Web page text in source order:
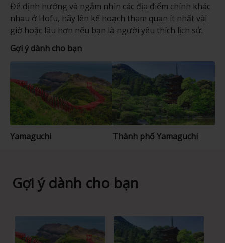
Để định hướng và ngắm nhìn các địa điểm chính khác
nhau ở Hofu, hãy lên kế hoạch tham quan ít nhất vài
giờ hoặc lâu hơn nếu bạn là người yêu thích lịch sử.
Gợi ý dành cho bạn
Yamaguchi Thành phố Yamaguchi
Gợi ý dành cho bạn